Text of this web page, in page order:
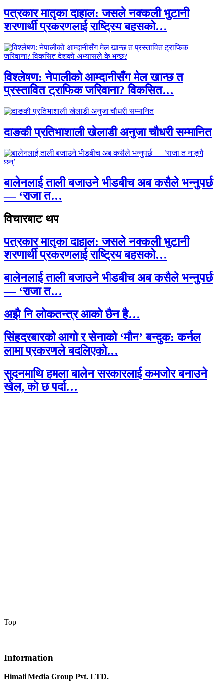
पत्रकार मातृका दाहाल: जसले नक्कली भुटानी
शरणार्थी प्रकरणलाई राष्ट्रिय बहसको…
विश्लेषण: नेपालीको आम्दानीसँग मेल खान्छ त
प्रस्तावित ट्राफिक जरिवाना? विकसित…
दाङकी प्रतिभाशाली खेलाडी अनुजा चौधरी सम्मानित
बालेनलाई ताली बजाउने भीडबीच अब कसैले भन्नुपर्छ
— ‘राजा त…
विचारबाट थप
पत्रकार मातृका दाहाल: जसले नक्कली भुटानी
शरणार्थी प्रकरणलाई राष्ट्रिय बहसको…
बालेनलाई ताली बजाउने भीडबीच अब कसैले भन्नुपर्छ
— ‘राजा त…
अझै नि लोकतन्त्र आको छैन है…
सिंहदरबारको आगो र सेनाको ‘मौन’ बन्दुक: कर्नल
लामा प्रकरणले बदलिएको…
सुदनमाथि हमला बालेन सरकारलाई कमजोर बनाउने
खेल, को छ पर्दा…
Top
Information
Himali Media Group Pvt. LTD.